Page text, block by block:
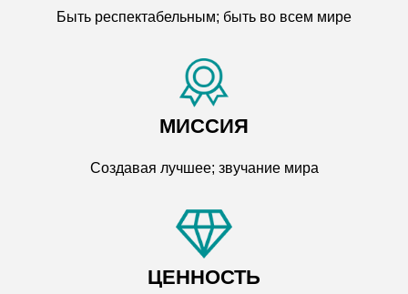
Быть респектабельным; быть во всем мире
МИССИЯ
Создавая лучшее; звучание мира
ЦЕННОСТЬ